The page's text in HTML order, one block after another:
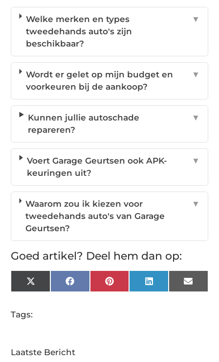
Welke merken en types
tweedehands auto's zijn
beschikbaar?
▼
Wordt er gelet op mijn budget en
voorkeuren bij de aankoop?
▼
Kunnen jullie autoschade
repareren?
▼
Voert Garage Geurtsen ook APK-
keuringen uit?
▼
Waarom zou ik kiezen voor
tweedehands auto's van Garage
Geurtsen?
▼
Goed artikel? Deel hem dan op:
X
(Twitter)
FacebookPinterestLinkedInEmail
Tags:
Laatste Bericht